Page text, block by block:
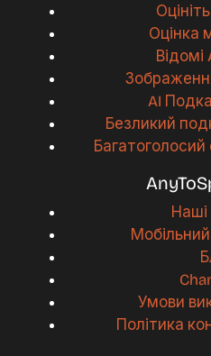
Оцінка
Відомі
AI
Безликий
Наші
Умови
Політика